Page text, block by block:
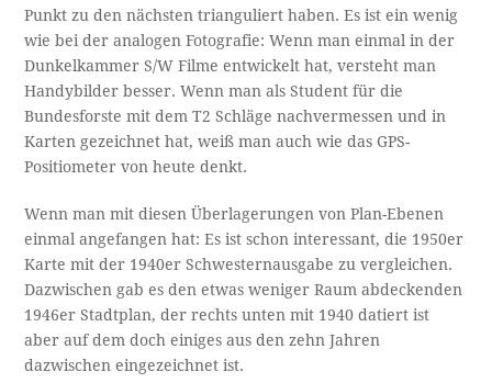
Punkt zu den nächsten trianguliert haben. Es ist ein wenig
wie bei der analogen Fotografie: Wenn man einmal in der
Dunkelkammer S/W Filme entwickelt hat, versteht man
Handybilder besser. Wenn man als Student für die
Bundesforste mit dem T2 Schläge nachvermessen und in
Karten gezeichnet hat, weiß man auch wie das GPS-
Positiometer von heute denkt.
Wenn man mit diesen Überlagerungen von Plan-Ebenen
einmal angefangen hat: Es ist schon interessant, die 1950er
Karte mit der 1940er Schwesternausgabe zu vergleichen.
Dazwischen gab es den etwas weniger Raum abdeckenden
1946er Stadtplan, der rechts unten mit 1940 datiert ist
aber auf dem doch einiges aus den zehn Jahren
dazwischen eingezeichnet ist.